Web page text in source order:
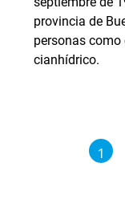
provincia de
personas como
cianhídrico.
1